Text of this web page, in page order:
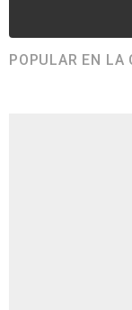
POPULAR EN LA